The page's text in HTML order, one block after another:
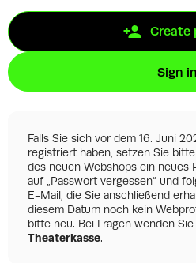
Create
Sign in
Falls Sie sich vor dem 16. Juni
registriert haben, setzen Sie
des neuen Webshops ein neues
auf „Passwort vergessen“ und
E-Mail, die Sie anschließend
diesem Datum noch kein
bitte neu. Bei Fragen wenden
Theaterkasse.